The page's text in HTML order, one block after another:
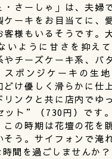
・さーしゃ」は、夫婦
ケーキをお目当てに、
客様もいるそうです。
いように甘さを抑え
やチーズケーキ系、バ
ポンジケーキの生
どけ優しく滑らかに仕
リンクと共に店内でゆ
ット”（730円）です
この時期は花壇の花を
そう。サイフォンで淹
間を過ごしませんか？